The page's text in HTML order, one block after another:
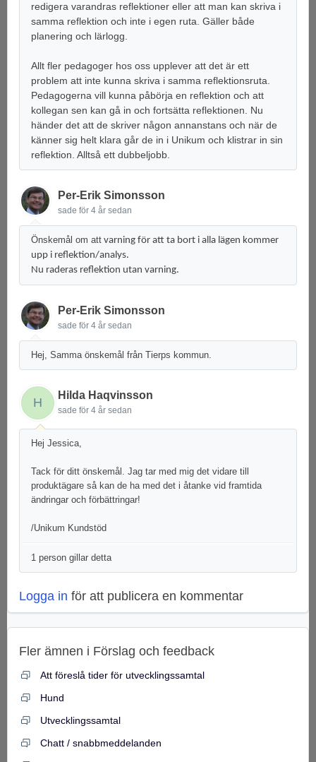
redigera varandras reflektioner eller att man kan skriva i
samma reflektion och inte i egen ruta. Gäller både
planering och lärlogg.
Allt fler pedagoger hos oss upplever att det är ett
problem att inte kunna skriva i samma reflektionsruta.
Pedagogerna vill kunna påbörja en reflektion och att
kollegan sen kan gå in och fortsätta reflektionen. Nu
händer det att de skriver någon annanstans och när de
känner sig helt klara går de in i Unikum och klistrar in sin
reflektion. Alltså ett dubbeljobb.
Per-Erik Simonsson
sade för 4 år sedan
Önskemål om att varning för att ta bort i alla lägen kommer
upp i reflektion/analys.
Nu raderas reflektion utan varning.
Per-Erik Simonsson
sade för 4 år sedan
Hej, Samma önskemål från Tierps kommun.
H
Hilda Haqvinsson
sade för 4 år sedan
Hej Jessica,
Tack för ditt önskemål. Jag tar med mig det vidare till
produktägare så kan de ha med det i åtanke vid framtida
ändringar och förbättringar!
/Unikum Kundstöd
1 person gillar detta
Logga in för att publicera en kommentar
Fler ämnen i Förslag och feedback
Att föreslå tider för utvecklingssamtal
Hund
Utvecklingssamtal
Chatt / snabbmeddelanden